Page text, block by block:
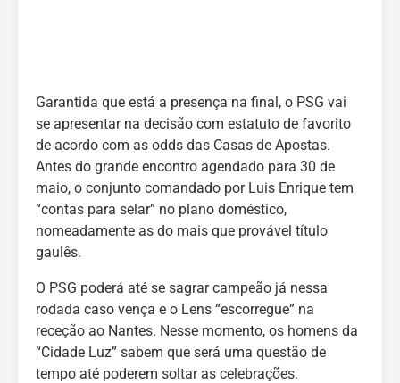
Garantida que está a presença na final, o PSG vai
se apresentar na decisão com estatuto de favorito
de acordo com as odds das Casas de Apostas.
Antes do grande encontro agendado para 30 de
maio, o conjunto comandado por Luis Enrique tem
“contas para selar” no plano doméstico,
nomeadamente as do mais que provável título
gaulês.
O PSG poderá até se sagrar campeão já nessa
rodada caso vença e o Lens “escorregue” na
receção ao Nantes. Nesse momento, os homens da
“Cidade Luz” sabem que será uma questão de
tempo até poderem soltar as celebrações.